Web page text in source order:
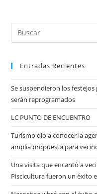
Entradas Recientes
Se suspendieron los
serán reprogramados
LC PUNTO DE ENCUENTRO
Turismo dio a conocer la
amplia propuesta para
Una visita que encantó a
Piscicultura fueron un éxito